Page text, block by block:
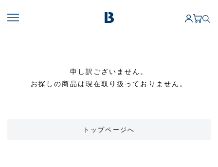
申し訳ございません。
お探しの商品は現在取り扱っておりません。
トップページへ